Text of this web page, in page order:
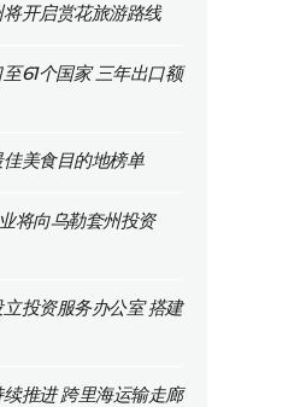
开启赏花旅游路线
61个国家 三年出口额
美食目的地榜单
将向乌勒套州投资
投资服务办公室 搭建
推进 跨里海运输走廊